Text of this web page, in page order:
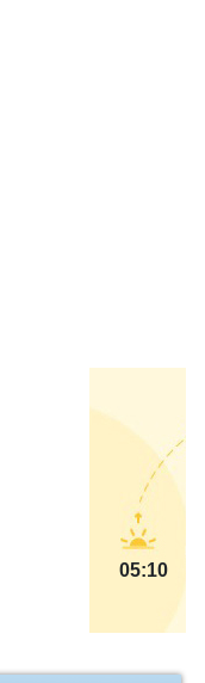
05:10